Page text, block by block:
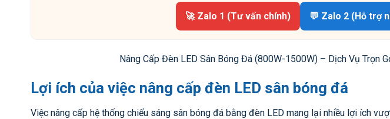
🚀 Zalo 1 (Tư vấn chính) 💬 Zalo 2 (Hỗ trợ
Nâng Cấp Đèn LED Sân Bóng Đá (800W-1500W) – Dịch Vụ Trọn
Lợi ích của việc nâng cấp đèn LED sân bóng đá
Việc nâng cấp hệ thống chiếu sáng sân bóng đá bằng đèn LED mang lại nhiều lợi ích